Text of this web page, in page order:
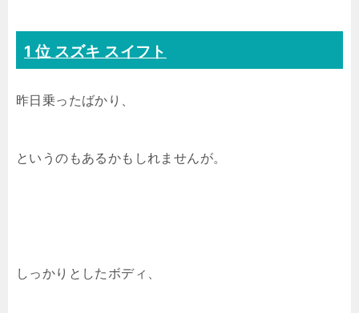
1 位 スズキ スイフト
昨日乗ったばかり、
というのもあるかもしれませんが。
しっかりとしたボディ、